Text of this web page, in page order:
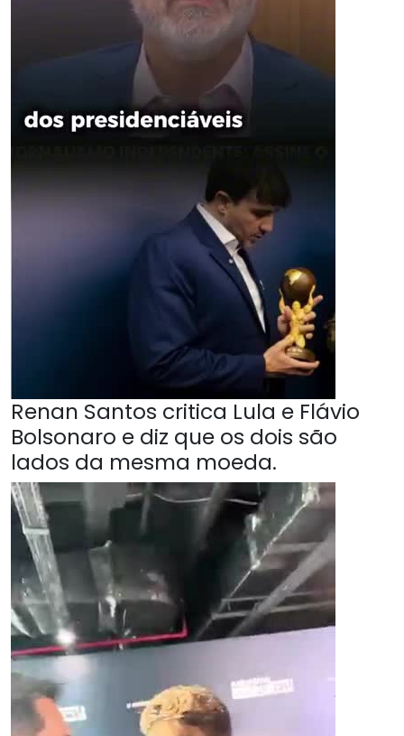
Renan Santos critica Lula e Flávio
Bolsonaro e diz que os dois são
lados da mesma moeda.